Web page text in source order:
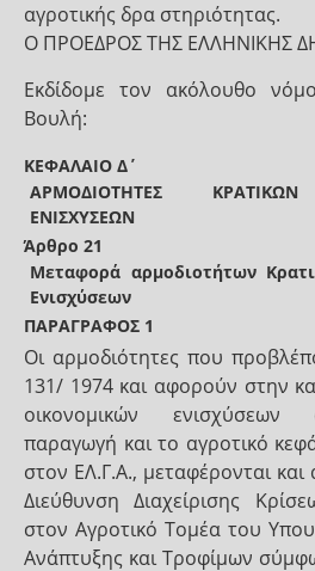
αγροτικής δρα στηριότητας.
Ο ΠΡΟΕΔΡΟΣ ΤΗΣ ΕΛΛΗΝΙΚΗΣ
Εκδίδομε τον ακόλουθο
Βουλή:
ΚΕΦΑΛΑΙΟ Δ΄
ΑΡΜΟΔΙΟΤΗΤΕΣ
ΕΝΙΣΧΥΣΕΩΝ
Άρθρο 21
Μεταφορά αρμοδιοτήτων
Ενισχύσεων
ΠΑΡΑΓΡΑΦΟΣ 1
Οι αρμοδιότητες που
131/ 1974 και αφορούν στην
οικονομικών ενισχύσεων
παραγωγή και το αγροτικό
στον ΕΛ.Γ.Α., μεταφέρονται
Διεύθυνση Διαχείρισης
στον Αγροτικό Τομέα του
Ανάπτυξης και Τροφίμων